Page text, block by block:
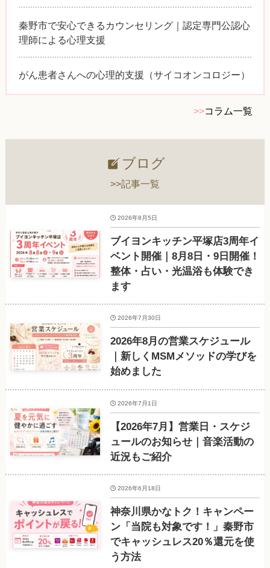
秦野市で安心できるカウンセリング｜認定専門公認心
理師による心理支援
がん患者さんへの心理的支援（サイコオンコロジー）
>>コラム一覧
ブログ
>>記事一覧
ブイヨンキッチン平塚店3周年イ
ベント開催｜8月8日・9日開催！
整体・占い・光温浴も体験でき
ます
2026年8月5日
2026年8月の営業スケジュール
｜新しくMSMメソッドの学びを
始めました
2026年7月30日
【2026年7月】営業日・スケジ
ュールのお知らせ｜音楽活動の
近況もご紹介
2026年7月1日
神奈川県かなトク！キャンペー
ン「当院も対象です！」秦野市
でキャッシュレス20％還元を使
う方法
2026年6月18日